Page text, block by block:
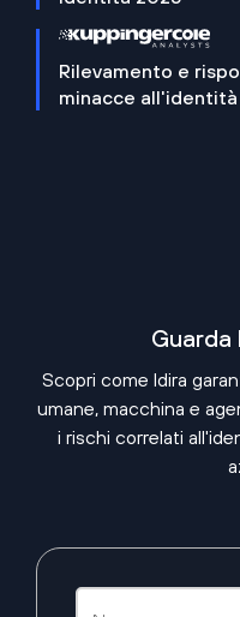
Rilevamento e
minacce all'identità
Guarda
Scopri come Idira
umane, macchina e
i rischi correlati